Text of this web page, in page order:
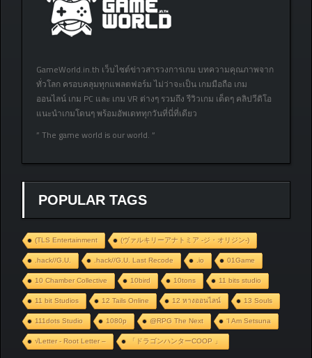
GameWorld.in.th เว็บไซต์ข่าวสารวงการเกม บทความคุณภาพจาก
ทั่วโลก ครอบคลุมทุกแพลตฟอร์ม ไม่ว่าจะเป็น เกมมือถือ เกม
ออนไลน์ เกม PC และ เกม VR ต่างๆ รวมถึง รีวิวเกม เด็ดๆ คลิปวีดิโอ
แนะนำเกมโดนๆ พร้อมอัพเดททุกวันที่นี่ที่เดียว
” The game world is our world. “
POPULAR TAGS
(TLS Entertainment (ヴァルキリーアナトミア ‐ジ・オリジン‐)
.hack//G.U. .hack//G.U. Last Recode .io 01Game
10 Chamber Collective 10bird 10tons 11 bits studio
11 bit Studios 12 Tails Online 12 หางออนไลน์ 13 Souls
111dots Studio 1080p @RPG The Next ‘I Am Setsuna
√Letter - Root Letter – 「ドラゴンハンターCOOP 」